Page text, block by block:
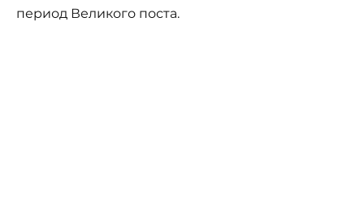
период Великого поста.